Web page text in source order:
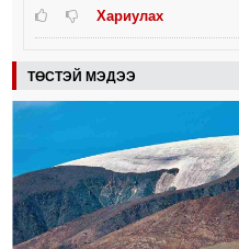
Хариулах
ТӨСТЭЙ МЭДЭЭ